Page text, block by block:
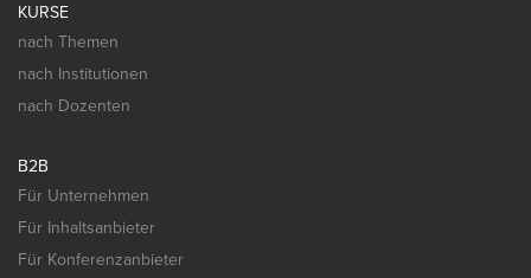
KURSE
nach Themen
nach Institutionen
nach Dozenten
B2B
Für Unternehmen
Für Inhaltsanbieter
Für Konferenzanbieter